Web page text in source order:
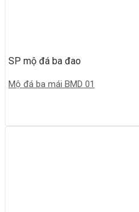
SP mộ đá ba đao
Mộ đá ba mái BMD 01